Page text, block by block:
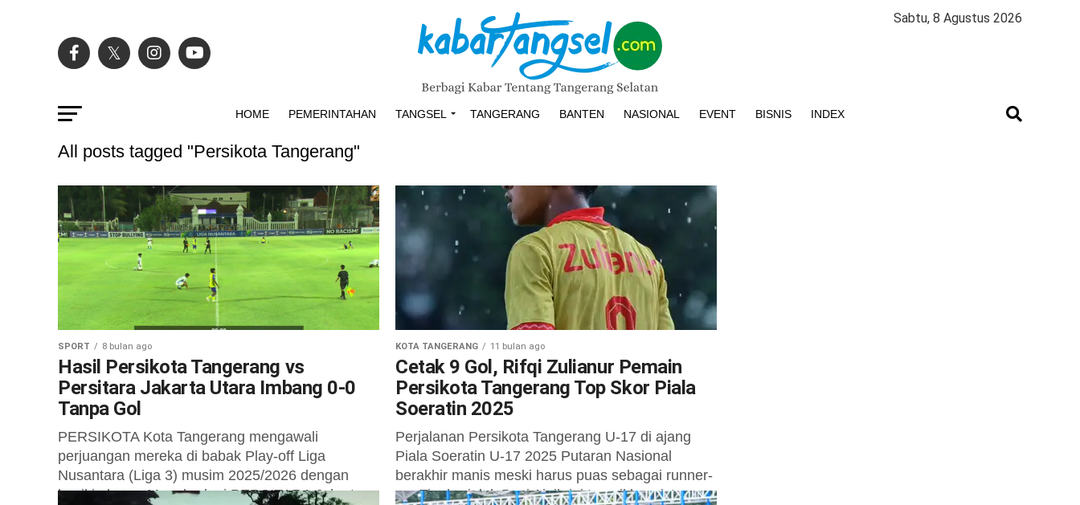
Sabtu, 8 Agustus 2026
HOME PEMERINTAHAN TANGSEL TANGERANG BANTEN NASIONAL EVENT BISNIS INDEX
All posts tagged "Persikota Tangerang"
SPORT 8 bulan ago
Hasil Persikota Tangerang vs
Persitara Jakarta Utara Imbang 0-0
Tanpa Gol
PERSIKOTA Kota Tangerang mengawali
perjuangan mereka di babak Play-off Liga
Nusantara (Liga 3) musim 2025/2026 dengan
hasil imbang. Menghadapi PERSITARA Jakarta
KOTA TANGERANG 11 bulan ago
Cetak 9 Gol, Rifqi Zulianur Pemain
Persikota Tangerang Top Skor Piala
Soeratin 2025
Perjalanan Persikota Tangerang U-17 di ajang
Piala Soeratin U-17 2025 Putaran Nasional
berakhir manis meski harus puas sebagai runner-
up. Tim berjuluk Bayi Ajaib ini tampil konsisten...